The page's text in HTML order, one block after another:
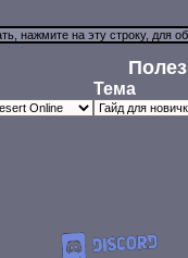
Тема